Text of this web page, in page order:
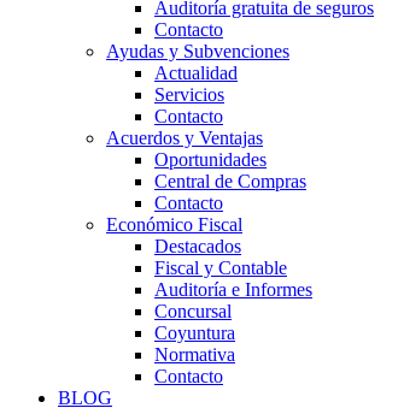
Auditoría gratuita de seguros
Contacto
Ayudas y Subvenciones
Actualidad
Servicios
Contacto
Acuerdos y Ventajas
Oportunidades
Central de Compras
Contacto
Económico Fiscal
Destacados
Fiscal y Contable
Auditoría e Informes
Concursal
Coyuntura
Normativa
Contacto
BLOG